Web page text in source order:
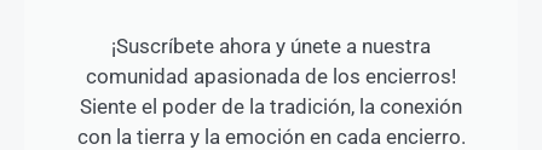
¡Suscríbete ahora y únete a nuestra
comunidad apasionada de los encierros!
Siente el poder de la tradición, la conexión
con la tierra y la emoción en cada encierro.